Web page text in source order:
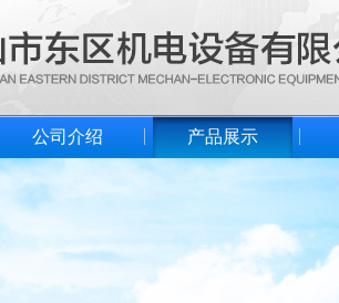
公司介绍 产品展示